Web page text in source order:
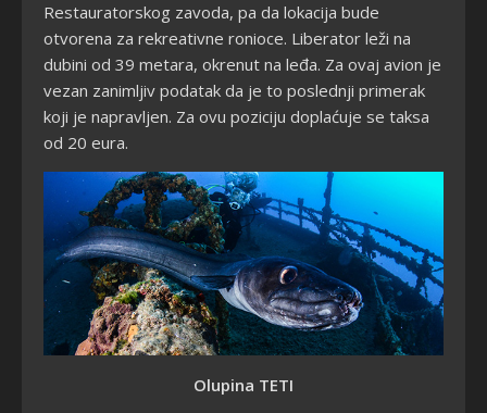
Restauratorskog zavoda, pa da lokacija bude
otvorena za rekreativne ronioce. Liberator leži na
dubini od 39 metara, okrenut na leđa. Za ovaj avion je
vezan zanimljiv podatak da je to poslednji primerak
koji je napravljen. Za ovu poziciju doplaćuje se taksa
od 20 eura.
Olupina TETI